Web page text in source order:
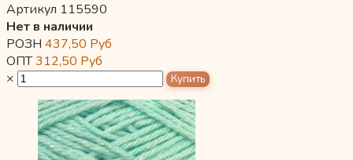
Артикул 115590
Нет в наличии
РОЗН 437,50 Руб
ОПТ312,50 Руб
×